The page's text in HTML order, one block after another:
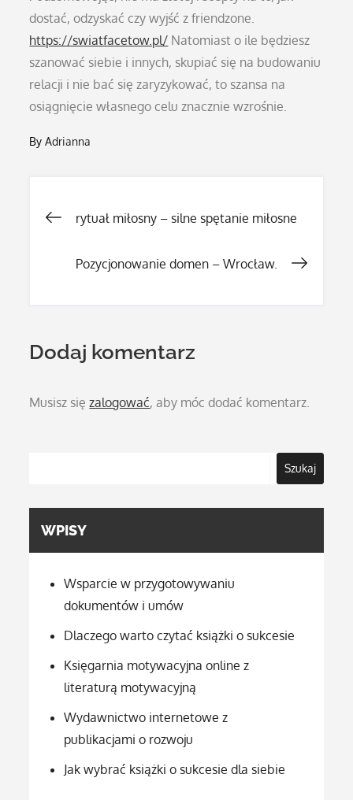
dostać, odzyskać czy wyjść z friendzone.
https://swiatfacetow.pl/ Natomiast o ile będziesz
szanować siebie i innych, skupiać się na budowaniu
relacji i nie bać się zaryzykować, to szansa na
osiągnięcie własnego celu znacznie wzrośnie.
ByAdrianna
Nawigacja
wpisu
rytuał miłosny – silne spętanie miłosne
Pozycjonowanie domen – Wrocław.
Dodaj komentarz
Musisz sięzalogować, aby móc dodać komentarz.
Szukaj
WPISY
Wsparcie w przygotowywaniu
dokumentów i umów
Dlaczego warto czytać książki o sukcesie
Księgarnia motywacyjna online z
literaturą motywacyjną
Wydawnictwo internetowe z
publikacjami o rozwoju
Jak wybrać książki o sukcesie dla siebie